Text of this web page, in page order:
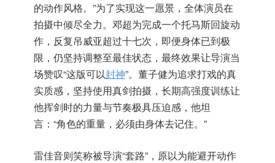
的动作风格。”为了实现这一愿景，全体演员在
拍摄中倾尽全力。邓超为完成一个托马斯回旋动
作，反复吊威亚超过十七次，即便身体已到极
限，仍坚持调整至最佳状态，最终效果让导演当
场赞叹“这版可以封神”。董子健为追求打戏的真
实质感，坚持使用真剑拍摄，长期高强度训练让
他挥剑时的力量与节奏极具压迫感，他坦
言：“角色的重量，必须由身体去记住。”
雷佳音则笑称被导演“套路”，原以为能避开动作